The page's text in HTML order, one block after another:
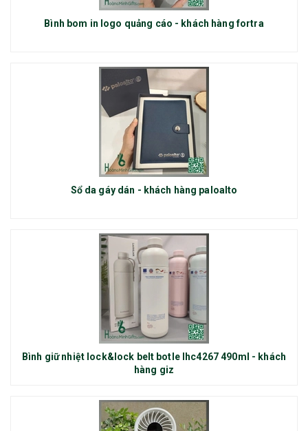
Bình bom in logo quảng cáo - khách hàng fortra
Sổ da gáy dán - khách hàng paloalto
Bình giữ nhiệt lock&lock belt botle lhc4267 490ml - khách
hàng giz